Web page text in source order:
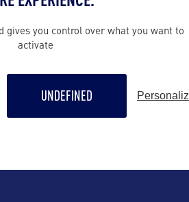
Suivre
gives you control over what you want to
activate
UNDEFINED